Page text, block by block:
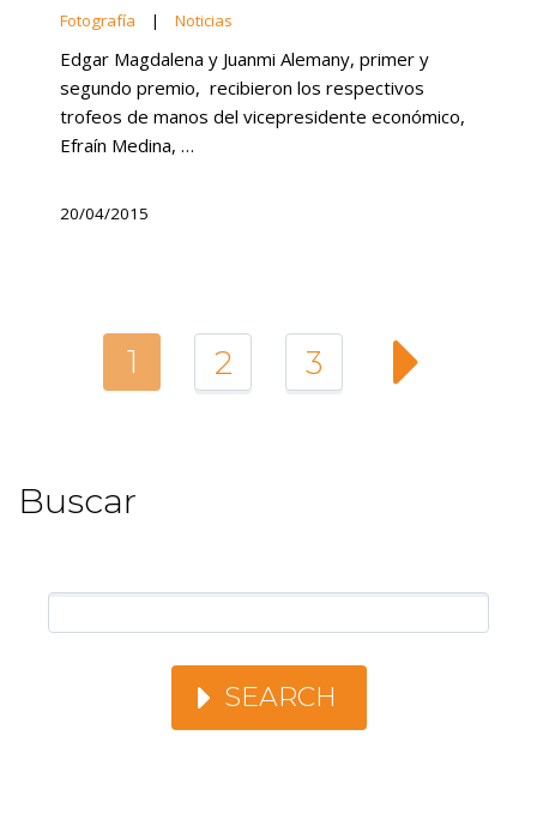
Fotografía | Noticias
Edgar Magdalena y Juanmi Alemany, primer y
segundo premio, recibieron los respectivos
trofeos de manos del vicepresidente económico,
Efraín Medina, …
20/04/2015
1 2 3
Buscar
SEARCH